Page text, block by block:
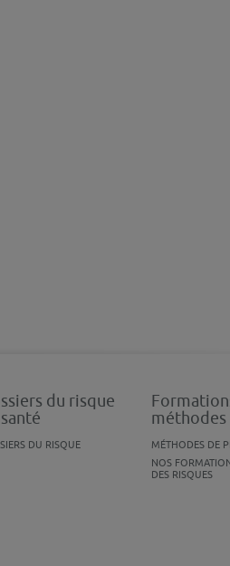
du risque
DU RISQUE
méthodes
MÉTHODES DE
NOS
DES RISQUES